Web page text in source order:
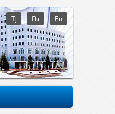
Tj | Ru | En